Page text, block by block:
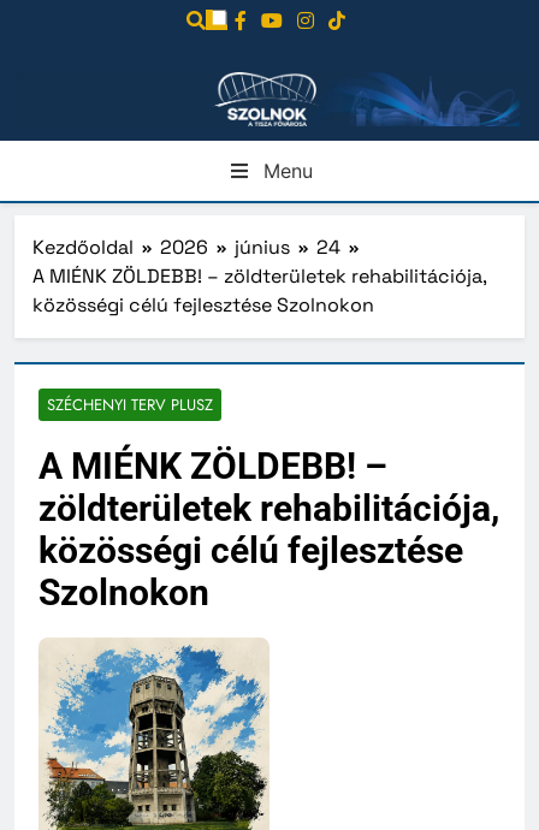
Menu
Kezdőoldal 2026 június
24
A MIÉNK ZÖLDEBB! – zöldterületek rehabilitációja,
közösségi célú fejlesztése Szolnokon
SZÉCHENYI TERV PLUSZ
A MIÉNK ZÖLDEBB! –
zöldterületek rehabilitációja,
közösségi célú fejlesztése
Szolnokon